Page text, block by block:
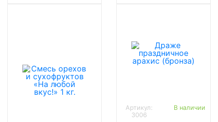
Артикул:
3006
В наличии